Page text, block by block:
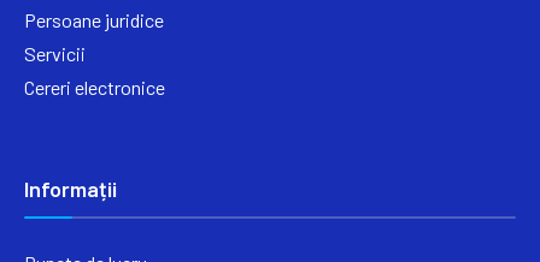
Persoane juridice
Servicii
Cereri electronice
Informații